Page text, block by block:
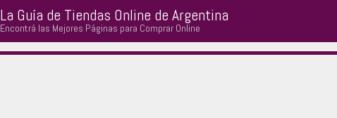
La Guía de Tiendas Online de Argentina
Encontrá las Mejores Páginas para Comprar Online